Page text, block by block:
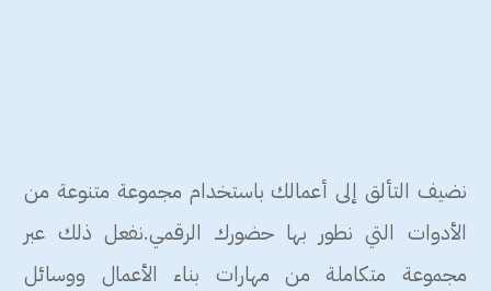
نضيف التألق إلى أعمالك باستخدام مجموعة متنوعة من
الأدوات التي نطور بها حضورك الرقمي.نفعل ذلك عبر
مجموعة متكاملة من مهارات بناء الأعمال ووسائل